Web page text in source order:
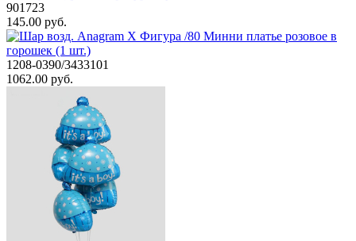
901723
145.00 руб.
1208-0390/3433101
1062.00 руб.